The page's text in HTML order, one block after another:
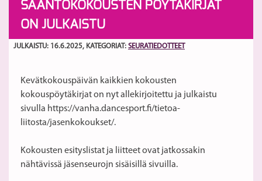
SÄÄNTÖKOKOUSTEN PÖYTÄKIRJAT
ON JULKAISTU
JULKAISTU: 16.6.2025, KATEGORIAT: SEURATIEDOTTEET
Kevätkokouspäivän kaikkien kokousten
kokouspöytäkirjat on nyt allekirjoitettu ja julkaistu
sivulla https://vanha.dancesport.fi/tietoa-
liitosta/jasenkokoukset/.
Kokousten esityslistat ja liitteet ovat jatkossakin
nähtävissä jäsenseurojn sisäisillä sivuilla.